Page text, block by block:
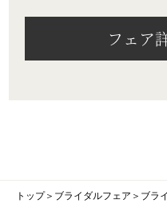
フェア
トップ＞ ブライダルフェア ＞ ブラ